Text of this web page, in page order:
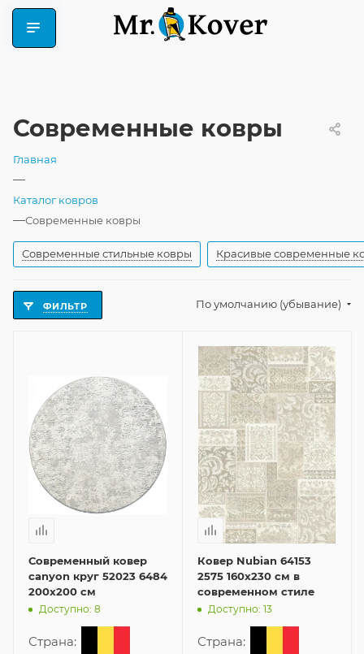
Современные ковры
Главная
—
Каталог ковров
—Современные ковры
Современные стильные ковры Красивые современные
ФИЛЬТР По умолчанию (убывание)
Современный ковер
canyon круг 52023 6484
200x200 см
Доступно: 8
Страна:
Ковер Nubian 64153
2575 160x230 см в
современном стиле
Доступно: 13
Страна: